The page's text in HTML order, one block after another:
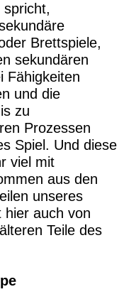
spricht,
Brettspiele,
sekundären
Fähigkeiten
und die
zu
Prozessen
Spiel. Und diese
viel mit
aus den
unseres
hier auch von
Teile des